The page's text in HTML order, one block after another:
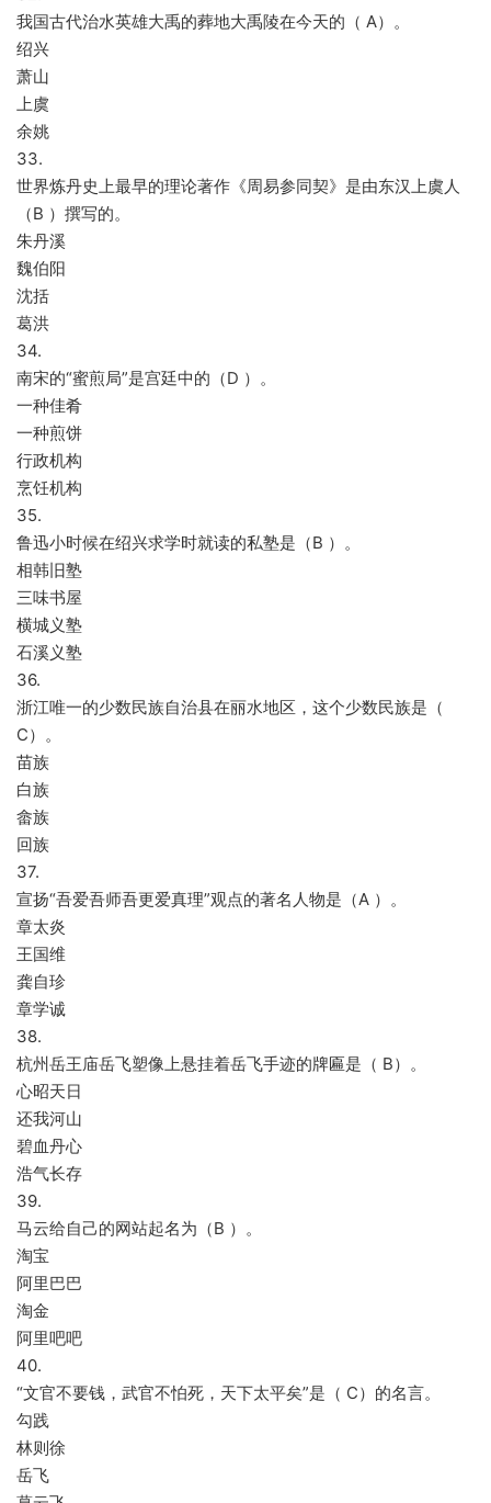
我国古代治水英雄大禹的葬地大禹陵在今天的（ A）。
绍兴
萧山
上虞
余姚
33.
世界炼丹史上最早的理论著作《周易参同契》是由东汉上虞人
（B ）撰写的。
朱丹溪
魏伯阳
沈括
葛洪
34.
南宋的“蜜煎局”是宫廷中的（D ）。
一种佳肴
一种煎饼
行政机构
烹饪机构
35.
鲁迅小时候在绍兴求学时就读的私塾是（B ）。
相韩旧塾
三味书屋
横城义塾
石溪义塾
36.
浙江唯一的少数民族自治县在丽水地区，这个少数民族是（
C）。
苗族
白族
畲族
回族
37.
宣扬“吾爱吾师吾更爱真理”观点的著名人物是（A ）。
章太炎
王国维
龚自珍
章学诚
38.
杭州岳王庙岳飞塑像上悬挂着岳飞手迹的牌匾是（ B）。
心昭天日
还我河山
碧血丹心
浩气长存
39.
马云给自己的网站起名为（B ）。
淘宝
阿里巴巴
淘金
阿里吧吧
40.
“文官不要钱，武官不怕死，天下太平矣”是（ C）的名言。
勾践
林则徐
岳飞